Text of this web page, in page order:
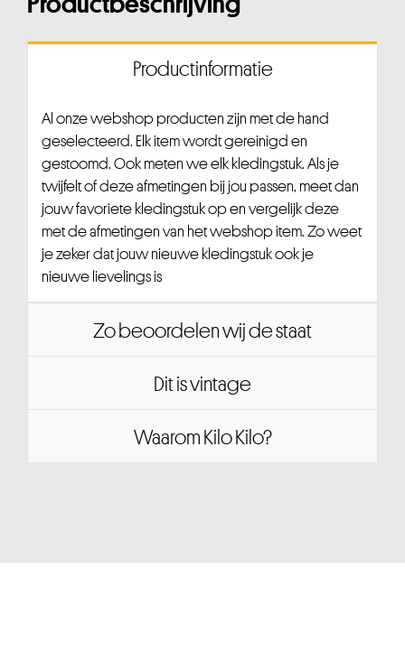
Productinformatie
Al onze webshop producten zijn met de hand
geselecteerd. Elk item wordt gereinigd en
gestoomd. Ook meten we elk kledingstuk. Als je
twijfelt of deze afmetingen bij jou passen, meet dan
jouw favoriete kledingstuk op en vergelijk deze
met de afmetingen van het webshop item. Zo weet
je zeker dat jouw nieuwe kledingstuk ook je
nieuwe lievelings is
Zo beoordelen wij de staat
Dit is vintage
Waarom Kilo Kilo?